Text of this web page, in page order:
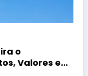
o
Valores e